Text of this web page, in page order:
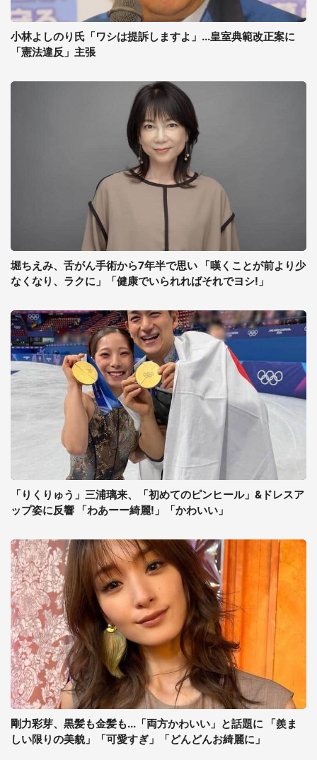
小林よしのり氏「ワシは提訴しますよ」...皇室典範改正案に
「憲法違反」主張
堀ちえみ、舌がん手術から7年半で思い 「嘆くことが前より少
なくなり、ラクに」「健康でいられればそれでヨシ!」
「りくりゅう」三浦璃来、「初めてのピンヒール」&ドレスア
ップ姿に反響 「わあーー綺麗!」「かわいい」
剛力彩芽、黒髪も金髪も...「両方かわいい」と話題に 「羨ま
しい限りの美貌」「可愛すぎ」「どんどんお綺麗に」